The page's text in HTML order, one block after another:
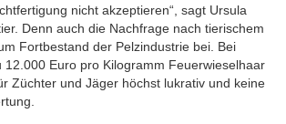
nicht akzeptieren“, sagt Ursula
Denn auch die Nachfrage nach tierischem
Fortbestand der Pelzindustrie bei. Bei
12.000 Euro pro Kilogramm Feuerwieselhaar
Züchter und Jäger höchst lukrativ und keine